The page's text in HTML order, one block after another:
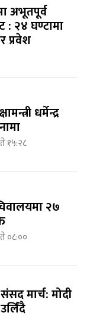
अभूतपूर्व
: २४ घण्टामा
प्रवेश
धर्मेन्द्र
१५:२८
२७
०८:००
मार्च: मोदी